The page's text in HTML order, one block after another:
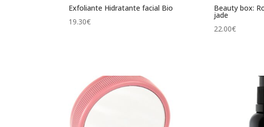
Exfoliante Hidratante facial Bio
19.30€
Beauty box:
jade
22.00€